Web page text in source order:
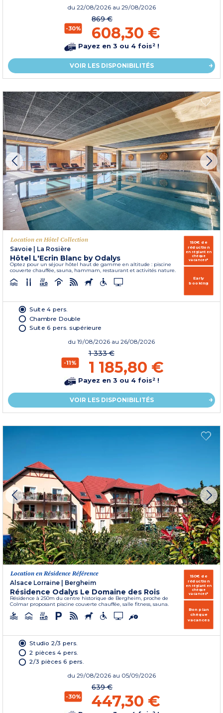
du 22/08/2026 au 29/08/2026
-30%
869 €
608,30 €
Payez en 3 ou 4 fois² !
VOIR LES DISPONIBILITÉS
Location en Hôtel Collection
Savoie | La Rosière
Hôtel L'Ecrin Blanc by Odalys
Optez pour un séjour hôtel haut de gamme en altitude : piscine
couverte chauffée, sauna, hammam, restaurant et activités nature.
150€ de
réduction
en réglant en
chèque
vacances*
Early
booking
Suite 4 pers.
Chambre Double
Suite 6 pers. supérieure
du 19/08/2026 au 26/08/2026
-11%
1 333 €
1 185,80 €
Payez en 3 ou 4 fois² !
VOIR LES DISPONIBILITÉS
Location en Résidence Référence
Alsace Lorraine | Bergheim
Résidence Odalys Le Domaine des Rois
Résidence à 250m du centre historique de Bergheim, proche de
Colmar proposant piscine couverte chauffée, salle fitness, sauna.
150€ de
réduction
en réglant en
chèque
vacances*
Bon plan
chèque
vacances
Studio 2/3 pers.
2 pièces 4 pers.
2/3 pièces 6 pers.
du 29/08/2026 au 05/09/2026
-30%
639 €
447,30 €